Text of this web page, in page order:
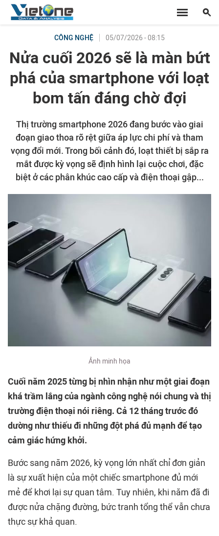
CÔNG NGHỆ 05/07/2026 - 08:15
Nửa cuối 2026 sẽ là màn bứt
phá của smartphone với loạt
bom tấn đáng chờ đợi
Thị trường smartphone 2026 đang bước vào giai
đoạn giao thoa rõ rệt giữa áp lực chi phí và tham
vọng đổi mới. Trong bối cảnh đó, loạt thiết bị sắp ra
mắt được kỳ vọng sẽ định hình lại cuộc chơi, đặc
biệt ở các phân khúc cao cấp và điện thoại gập...
Ảnh minh họa
Cuối năm 2025 từng bị nhìn nhận như một giai đoạn
khá trầm lắng của ngành công nghệ nói chung và thị
trường điện thoại nói riêng. Cả 12 tháng trước đó
dường như thiếu đi những đột phá đủ mạnh để tạo
cảm giác hứng khởi.
Bước sang năm 2026, kỳ vọng lớn nhất chỉ đơn giản
là sự xuất hiện của một chiếc smartphone đủ mới
mẻ để khơi lại sự quan tâm. Tuy nhiên, khi năm đã đi
được nửa chặng đường, bức tranh tổng thể vẫn chưa
thực sự khả quan.